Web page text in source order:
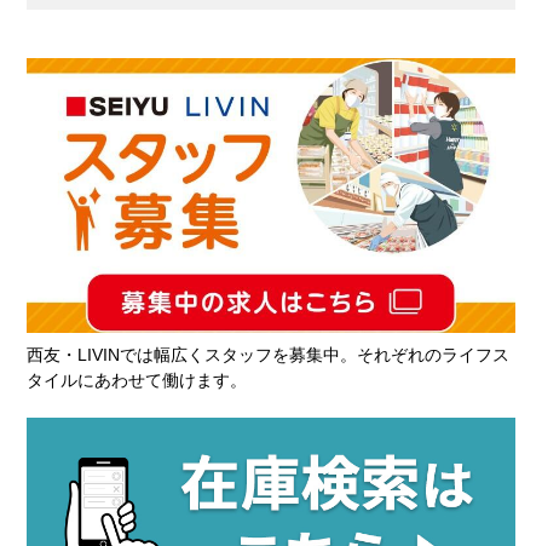
西友・LIVINでは幅広くスタッフを募集中。それぞれのライフス
タイルにあわせて働けます。